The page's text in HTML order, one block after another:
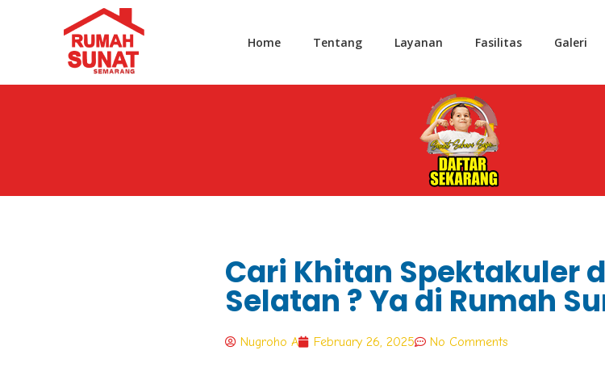
Home Tentang Layanan Fasilitas Galeri
Cari Khitan Spektakuler
Selatan ? Ya di Rumah
Nugroho A February 26, 2025 No Comments